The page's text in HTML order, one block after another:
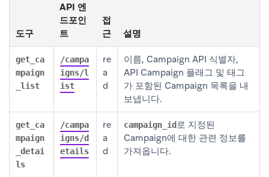
도구
API 엔
드포인
트
접
근
설명
get_ca
mpaign
_list
/campa
igns/l
ist
re
a
d
이름, Campaign API 식별자,
API Campaign 플래그 및 태그
가 포함된 Campaign 목록을 내
보냅니다.
get_ca
mpaign
_detai
ls
/campa
igns/d
etails
re
a
d
campaign_id로 지정된
Campaign에 대한 관련 정보를
가져옵니다.